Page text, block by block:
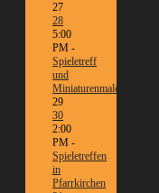
27
28
5:00
PM -
Spieletreff
und
Miniaturenmalen/Tabletop
29
30
2:00
PM -
Spieletreffen
in
Pfarrkirchen